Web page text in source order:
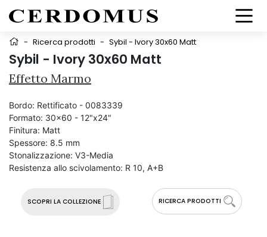
- Ricerca prodotti - Sybil - Ivory 30x60 Matt
Sybil - Ivory 30x60 Matt
Effetto Marmo
SCOPRI LA COLLEZIONE RICERCA PRODOTTI
Bordo: Rettificato - 0083339
Formato: 30x60 - 12"x24"
Finitura: Matt
Spessore: 8.5 mm
Stonalizzazione: V3-Media
Resistenza allo scivolamento: R 10, A+B